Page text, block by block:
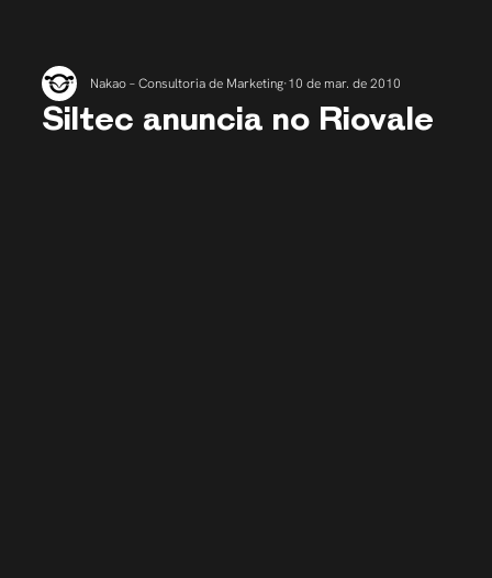
Siltec anuncia no Riovale
Nakao – Consultoria de Marketing 10 de mar. de 2010